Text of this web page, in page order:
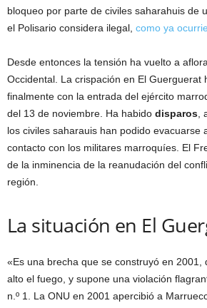
bloqueo por parte de civiles saharahuis de
el Polisario considera ilegal, como ya
Desde entonces la tensión ha vuelto a
Occidental. La crispación en El Guerguerat
finalmente con la entrada del ejército
del 13 de noviembre. Ha habido disparos
los civiles saharauis han podido evacuarse
contacto con los militares marroquíes. El
de la inminencia de la reanudación del
región.
La situación en El
«Es una brecha que se construyó en 2001,
alto el fuego, y supone una violación
n.º 1. La ONU en 2001 apercibió a